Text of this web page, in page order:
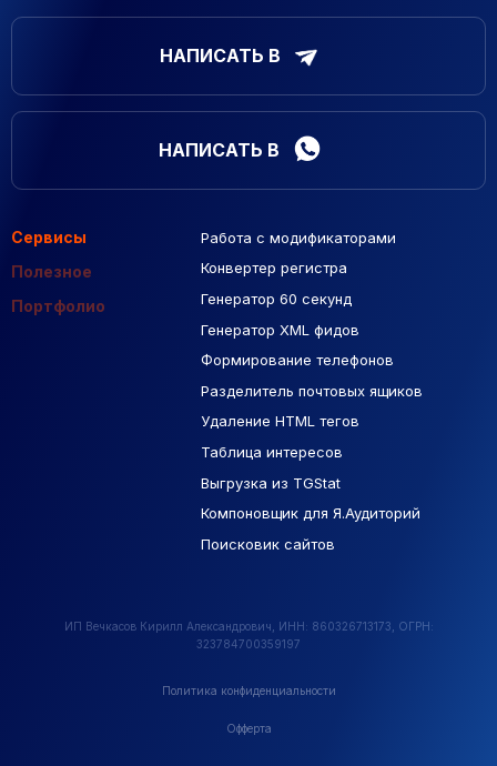
НАПИСАТЬ В
НАПИСАТЬ В
Сервисы
Полезное
Портфолио
Работа с модификаторами
Конвертер регистра
Генератор 60 секунд
Генератор XML фидов
Формирование телефонов
Разделитель почтовых ящиков
Удаление HTML тегов
Таблица интересов
Выгрузка из TGStat
Компоновщик для Я.Аудиторий
Поисковик сайтов
Подборка сайтов
Макеты Figma
База Яндекс Карты
РСЯ площадки
Созданные сайты
Контекстная реклама
ИП Вечкасов Кирилл Александрович, ИНН: 860326713173, ОГРН:
323784700359197
Политика конфиденциальности
Офферта